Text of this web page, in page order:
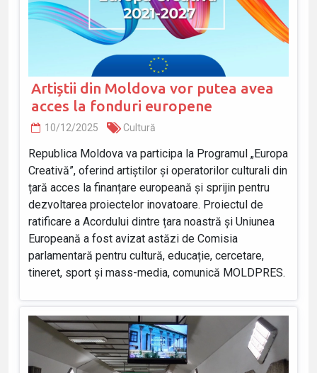
Artiștii din Moldova vor putea avea
acces la fonduri europene
10/12/2025 Cultură
Republica Moldova va participa la Programul „Europa
Creativă”, oferind artiștilor și operatorilor culturali din
țară acces la finanțare europeană și sprijin pentru
dezvoltarea proiectelor inovatoare. Proiectul de
ratificare a Acordului dintre țara noastră și Uniunea
Europeană a fost avizat astăzi de Comisia
parlamentară pentru cultură, educație, cercetare,
tineret, sport și mass-media, comunică MOLDPRES.